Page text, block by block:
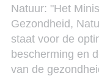
Natuur: "Het
Gezondheid,
staat voor de
bescherming en
van de